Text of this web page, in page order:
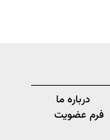
درباره ما
فرم عضویت